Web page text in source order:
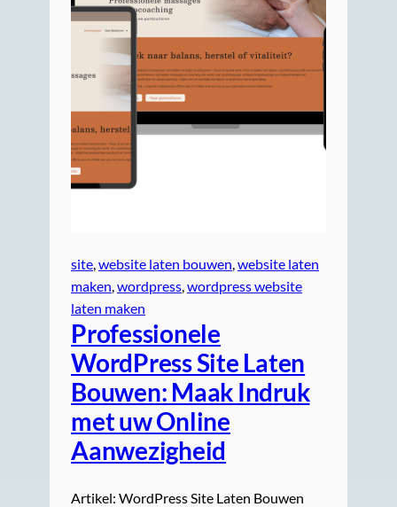
site, website laten bouwen, website laten
maken, wordpress, wordpress website
laten maken
Professionele
WordPress Site Laten
Bouwen: Maak Indruk
met uw Online
Aanwezigheid
Artikel: WordPress Site Laten Bouwen